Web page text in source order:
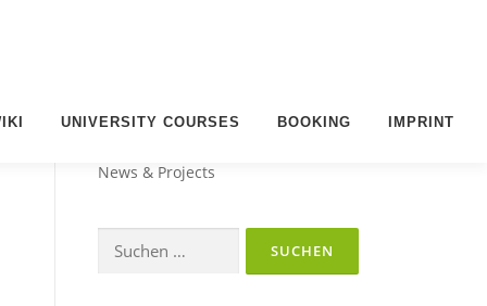
UNIVERSITY COURSES BOOKING IMPRINT
News & Projects
Suchen
nach: